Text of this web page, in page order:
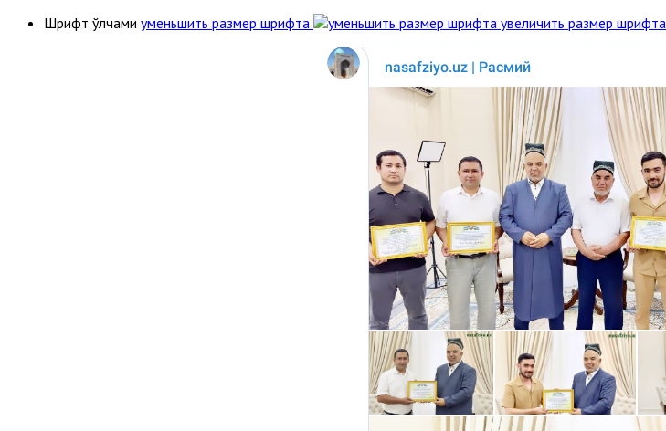
Шрифт ўлчами уменьшить размер шрифта увеличить размер шрифта